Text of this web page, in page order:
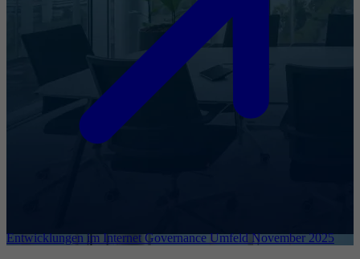
Entwicklungen im Internet Governance Umfeld November 2025